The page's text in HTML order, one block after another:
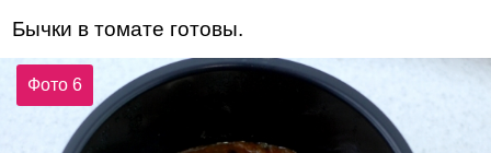
Бычки в томате готовы.
Фото 6